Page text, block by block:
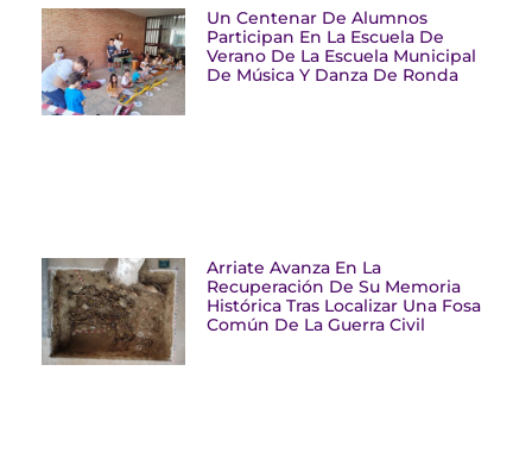
Un Centenar De Alumnos
Participan En La Escuela De
Verano De La Escuela Municipal
De Música Y Danza De Ronda
Arriate Avanza En La
Recuperación De Su Memoria
Histórica Tras Localizar Una Fosa
Común De La Guerra Civil